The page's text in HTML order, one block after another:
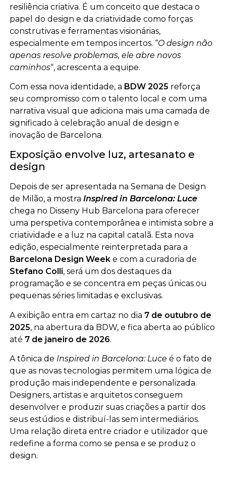
resiliência criativa. É um conceito que destaca o
papel do design e da criatividade como forças
construtivas e ferramentas visionárias,
especialmente em tempos incertos. “O design não
apenas resolve problemas, ele abre novos
caminhos“, acrescenta a equipe.
Com essa nova identidade, a BDW 2025 reforça
seu compromisso com o talento local e com uma
narrativa visual que adiciona mais uma camada de
significado à celebração anual de design e
inovação de Barcelona.
Exposição envolve luz, artesanato e
design
Depois de ser apresentada na Semana de Design
de Milão, a mostra Inspired in Barcelona: Luce
chega no Disseny Hub Barcelona para oferecer
uma perspetiva contemporânea e intimista sobre a
criatividade e a luz na capital catalã. Esta nova
edição, especialmente reinterpretada para a
Barcelona Design Week e com a curadoria de
Stefano Colli, será um dos destaques da
programação e se concentra em peças únicas ou
pequenas séries limitadas e exclusivas.
A exibição entra em cartaz no dia 7 de outubro de
2025, na abertura da BDW, e fica aberta ao público
até 7 de janeiro de 2026.
A tônica de Inspired in Barcelona: Luce é o fato de
que as novas tecnologias permitem uma lógica de
produção mais independente e personalizada.
Designers, artistas e arquitetos conseguem
desenvolver e produzir suas criações a partir dos
seus estúdios e distribuí-las sem intermediários.
Uma relação direta entre criador e utilizador que
redefine a forma como se pensa e se produz o
design.